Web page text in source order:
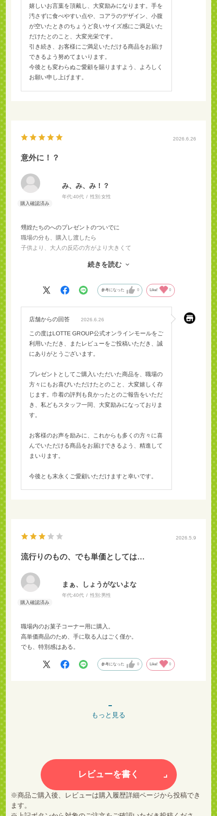
嬉しいお言葉を頂戴し、大変励みになります。手を
汚さずに食べやすい点や、コアラのデザイン、小腹
が空いたときのちょうど良いサイズ感にご満足いた
だけたとのこと、大変光栄です。
引き続き、お客様にご満足いただける商品をお届け
できるよう努めてまいります。
今後とも変わらぬご愛顧を賜りますよう、よろしく
お願い申し上げます。
2026.6.26
意外に！？
み、み、み！？
年代:40代 性別:女性
甥姪たちのへのプレゼントのついでに
職場の分も、購入し渡したら
子供より、大人の反応の方がより大きくて
巾着も可愛いと評判で、何にかに活用するのを
続きを読む
参考になった 0 Like! 0
店舗からの回答 2026.6.26
この度はLOTTE GROUP公式オンラインモールをご
利用いただき、またレビューをご投稿いただき、誠
にありがとうございます。
プレゼントとしてご購入いただいた商品を、職場の
方々にもお喜びいただけたとのこと、大変嬉しく存
じます。巾着の評判も良かったとのご報告をいただ
き、私どもスタッフ一同、大変励みになっておりま
す。
お客様のお声を励みに、これからも多くの方々に喜
んでいただける商品をお届けできるよう、精進して
まいります。
今後とも末永くご愛顧いただけますと幸いです。
2026.5.9
流行りのもの、でも単価としては…
まぁ、しょうがないよな
年代:40代 性別:男性
職場内のお菓子コーナー用に購入。
高単価商品のため、手に取る人はごく僅か。
でも、特別感はある。
参考になった 0 Like! 0
もっと見る
レビューを書く
※商品ご購入後、レビューは購入履歴詳細ページから投稿でき
ます。